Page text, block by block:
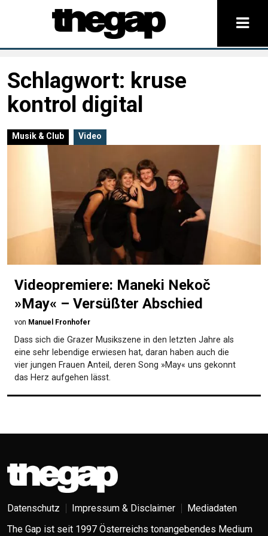
Schlagwort: kruse
kontrol digital
Musik & Club Video
Videopremiere: Maneki Nekoč
»May« – Versüßter Abschied
von Manuel Fronhofer
Dass sich die Grazer Musikszene in den letzten Jahre als
eine sehr lebendige erwiesen hat, daran haben auch die
vier jungen Frauen Anteil, deren Song »May« uns gekonnt
das Herz aufgehen lässt.
Datenschutz Impressum & Disclaimer
Mediadaten
The Gap ist seit 1997 Österreichs tonangebendes Medium